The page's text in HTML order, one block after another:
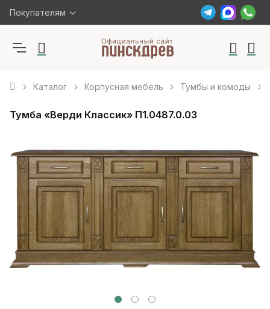
Покупателям
Каталог Корпусная мебель Тумбы и комоды
Тумба «Верди Классик» П1.0487.0.03